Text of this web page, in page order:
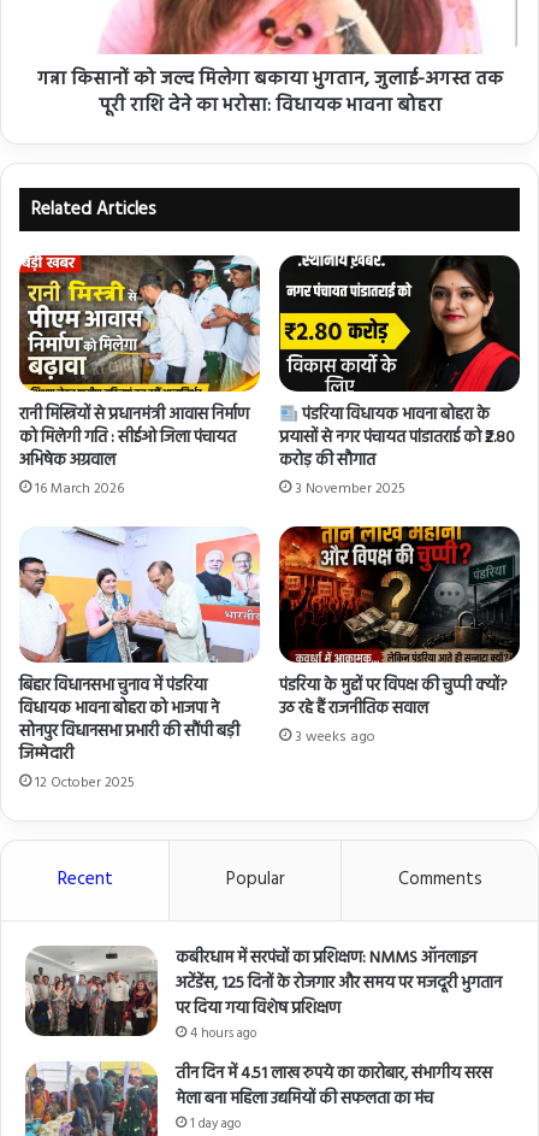
गन्ना किसानों को जल्द मिलेगा बकाया भुगतान, जुलाई-अगस्त तक
पूरी राशि देने का भरोसा: विधायक भावना बोहरा
Related Articles
रानी मिस्त्रियों से प्रधानमंत्री आवास निर्माण
को मिलेगी गति : सीईओ जिला पंचायत
अभिषेक अग्रवाल
16 March 2026
पंडरिया विधायक भावना बोहरा के
प्रयासों से नगर पंचायत पांडातराई को ₹2.80
करोड़ की सौगात
3 November 2025
बिहार विधानसभा चुनाव में पंडरिया
विधायक भावना बोहरा को भाजपा ने
सोनपुर विधानसभा प्रभारी की सौंपी बड़ी
जिम्मेदारी
12 October 2025
पंडरिया के मुद्दों पर विपक्ष की चुप्पी क्यों?
उठ रहे हैं राजनीतिक सवाल
3 weeks ago
Recent Popular Comments
कबीरधाम में सरपंचों का प्रशिक्षण: NMMS ऑनलाइन
अटेंडेंस, 125 दिनों के रोजगार और समय पर मजदूरी भुगतान
पर दिया गया विशेष प्रशिक्षण
4 hours ago
तीन दिन में 4.51 लाख रुपये का कारोबार, संभागीय सरस
मेला बना महिला उद्यमियों की सफलता का मंच
1 day ago